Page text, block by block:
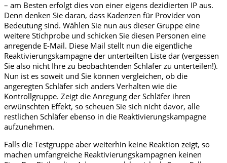
– am Besten erfolgt dies von einer eigens dezidierten IP aus.
Denn denken Sie daran, dass Kadenzen für Provider von
Bedeutung sind. Wählen Sie nun aus dieser Gruppe eine
weitere Stichprobe und schicken Sie diesen Personen eine
anregende E-Mail. Diese Mail stellt nun die eigentliche
Reaktivierungskampagne der unterteilten Liste dar (vergessen
Sie also nicht Ihre zu beobachtenden Schläfer zu unterteilen!).
Nun ist es soweit und Sie können vergleichen, ob die
angeregten Schläfer sich anders Verhalten wie die
Kontrollgruppe. Zeigt die Anregung der Schläfer ihren
erwünschten Effekt, so scheuen Sie sich nicht davor, alle
restlichen Schläfer ebenso in die Reaktivierungskampagne
aufzunehmen.
Falls die Testgruppe aber weiterhin keine Reaktion zeigt, so
machen umfangreiche Reaktivierungskampagnen keinen